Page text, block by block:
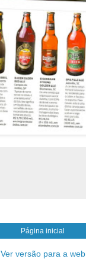
Página inicial
Ver versão para a web